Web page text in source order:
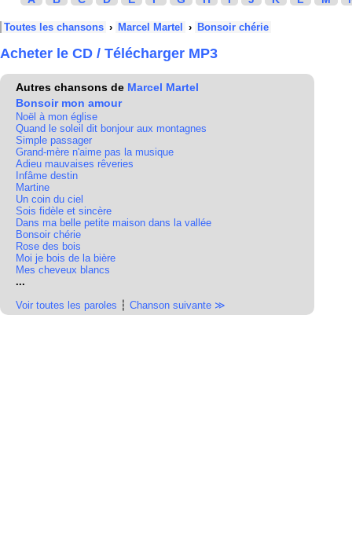
Toutes les chansons › Marcel Martel › Bonsoir chérie
Acheter le CD / Télécharger MP3
Autres chansons de Marcel Martel
Bonsoir mon amour
Noël à mon église
Quand le soleil dit bonjour aux montagnes
Simple passager
Grand-mère n'aime pas la musique
Adieu mauvaises rêveries
Infâme destin
Martine
Un coin du ciel
Sois fidèle et sincère
Dans ma belle petite maison dans la vallée
Bonsoir chérie
Rose des bois
Moi je bois de la bière
Mes cheveux blancs
...
Voir toutes les paroles ┆ Chanson suivante ≫